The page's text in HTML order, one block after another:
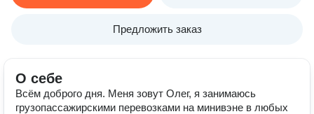
Предложить заказ
О себе
Всём доброго дня. Меня зовут Олег, я занимаюсь
грузопассажирскими перевозками на минивэне в любых